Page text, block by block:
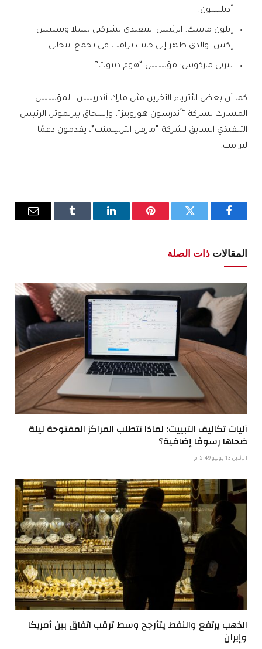
أديلسون.
إيلون ماسك: الرئيس التنفيذي لشركتي تسلا وسبيس
إكس، والذي ظهر إلى جانب ترامب في تجمع انتخابي.
بيرني ماركوس: مؤسس “هوم ديبوت”.
كما أن بعض الأثرياء الآخرين مثل مارك أندريسن، المؤسس
المشارك لشركة “أندرسون هورويتز”، وإسحاق بيرلموتر، الرئيس
التنفيذي السابق لشركة “مارفل انترتينمنت”، يقدمون دعمًا
لترامب.
فيسبوك تويتر بينتيريستلينكدإن Tumblr
البريد
المقالات ذات الصلة
آليات تكاليف التبييت: لماذا تتطلب المراكز المفتوحة ليلة
ضحاها رسومًا إضافية؟
الإثنين 13 يوليو 5:49 م
الذهب يرتفع والنفط يتأرجح وسط ترقب اتفاق بين أمريكا
وإيران